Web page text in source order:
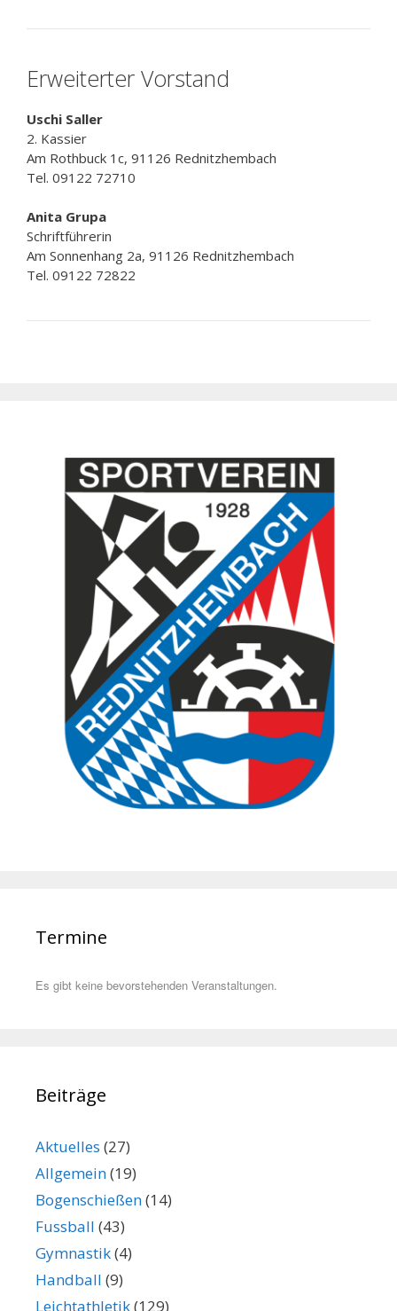
Erweiterter Vorstand
Uschi Saller
2. Kassier
Am Rothbuck 1c, 91126 Rednitzhembach
Tel. 09122 72710
Anita Grupa
Schriftführerin
Am Sonnenhang 2a, 91126 Rednitzhembach
Tel. 09122 72822
Termine
Es gibt keine bevorstehenden Veranstaltungen.
Beiträge
Aktuelles (27)
Allgemein(19)
Bogenschießen(14)
Fussball (43)
Gymnastik(4)
Handball (9)
Leichtathletik(129)